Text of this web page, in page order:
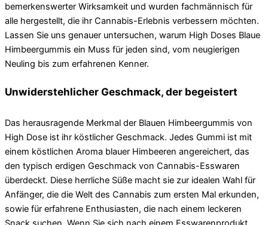
bemerkenswerter Wirksamkeit und wurden fachmännisch für
alle hergestellt, die ihr Cannabis-Erlebnis verbessern möchten.
Lassen Sie uns genauer untersuchen, warum High Doses Blaue
Himbeergummis ein Muss für jeden sind, vom neugierigen
Neuling bis zum erfahrenen Kenner.
Unwiderstehlicher Geschmack, der begeistert
Das herausragende Merkmal der Blauen Himbeergummis von
High Dose ist ihr köstlicher Geschmack. Jedes Gummi ist mit
einem köstlichen Aroma blauer Himbeeren angereichert, das
den typisch erdigen Geschmack von Cannabis-Esswaren
überdeckt. Diese herrliche Süße macht sie zur idealen Wahl für
Anfänger, die die Welt des Cannabis zum ersten Mal erkunden,
sowie für erfahrene Enthusiasten, die nach einem leckeren